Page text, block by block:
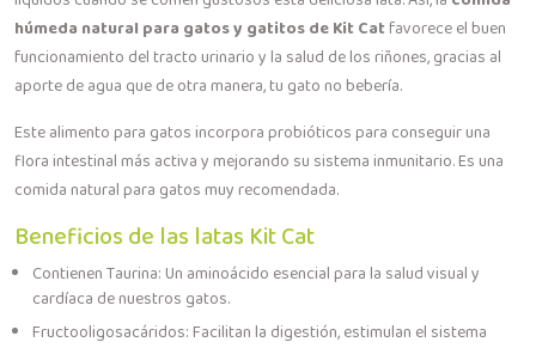
húmeda natural para gatos y gatitos de Kit Catfavorece el buen
funcionamiento del tracto urinario y la salud de los riñones, gracias al
aporte de agua que de otra manera, tu gato no bebería.
Este alimento para gatos incorpora probióticos para conseguir una
flora intestinal más activa y mejorando su sistema inmunitario. Es una
comida natural para gatos muy recomendada.
Beneficios de las latas Kit Cat
Contienen Taurina: Un aminoácido esencial para la salud visual y
cardíaca de nuestros gatos.
Fructooligosacáridos: Facilitan la digestión, estimulan el sistema